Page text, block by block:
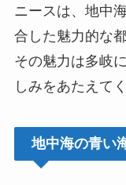
ニースは、地中
合した魅力的な都
その魅力は多岐
しみをあたえて
地中海の青い